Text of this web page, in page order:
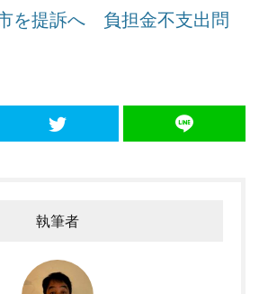
を提訴へ 負担金不支出問
執筆者